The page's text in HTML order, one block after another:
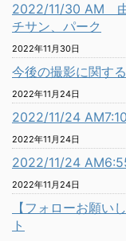
2022/11/30 AM 由
チサン、パーク
2022年11月30日
今後の撮影に関す
2022年11月24日
2022/11/24
2022年11月24日
2022/11/24
2022年11月24日
【フォローお願い
ト